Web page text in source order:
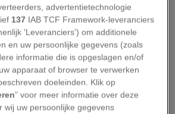
vertrek naar Thailand met het
aan GGD of tropenkliniek
en vaccinaties. Stel met
samen.
advertentietechnologie
137 IAB TCF Framework-leveranciers
'Leveranciers') om additionele
en uw persoonlijke gegevens (zoals
informatie die is opgeslagen en/of
apparaat of browser te verwerken
doeleinden. Klik op
” voor meer informatie over deze
wij uw persoonlijke gegevens